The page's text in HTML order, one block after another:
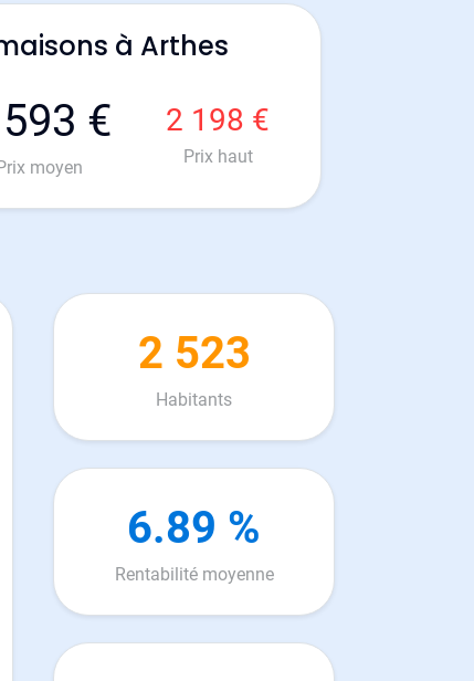
à Arthes
€
moyen
2 198 €
Prix haut
2 523
Habitants
6.89 %
Rentabilité moyenne